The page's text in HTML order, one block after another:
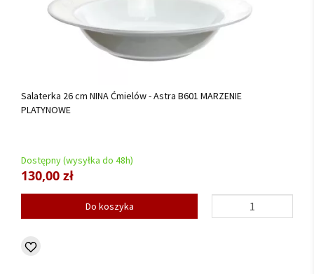
Salaterka 26 cm NINA Ćmielów - Astra B601 MARZENIE
PLATYNOWE
Dostępny (wysyłka do 48h)
130,00 zł
Do koszyka